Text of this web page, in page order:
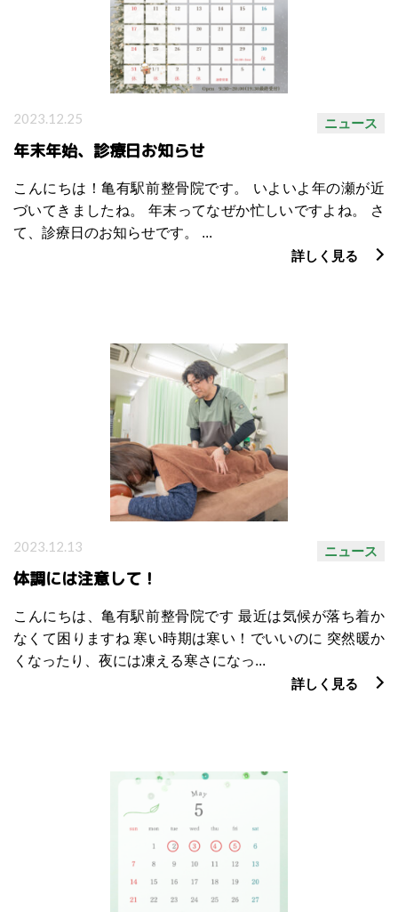
ニュース
2023.12.25
年末年始、診療日お知らせ
こんにちは！亀有駅前整骨院です。 いよいよ年の瀬が近
づいてきましたね。 年末ってなぜか忙しいですよね。 さ
て、診療日のお知らせです。 ...
詳しく見る
ニュース
2023.12.13
体調には注意して！
こんにちは、亀有駅前整骨院です 最近は気候が落ち着か
なくて困りますね 寒い時期は寒い！でいいのに 突然暖か
くなったり、夜には凍える寒さになっ...
詳しく見る